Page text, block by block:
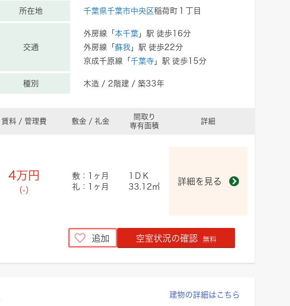
所在地 千葉県千葉市中央区稲荷町１丁目
交通
外房線「 本千葉 」駅 徒歩16分
外房線「 蘇我 」駅 徒歩22分
京成千原線「 千葉寺 」駅 徒歩15分
種別 木造 / 2階建 / 築33年
賃料 / 管理費 敷金 / 礼金
間取り
専有面積
詳細
4万円
（-）
敷：1ヶ月
礼：1ヶ月
1ＤＫ
33.12㎡
詳細を見る
追加 空室状況の確認 無料
建物の詳細はこちら